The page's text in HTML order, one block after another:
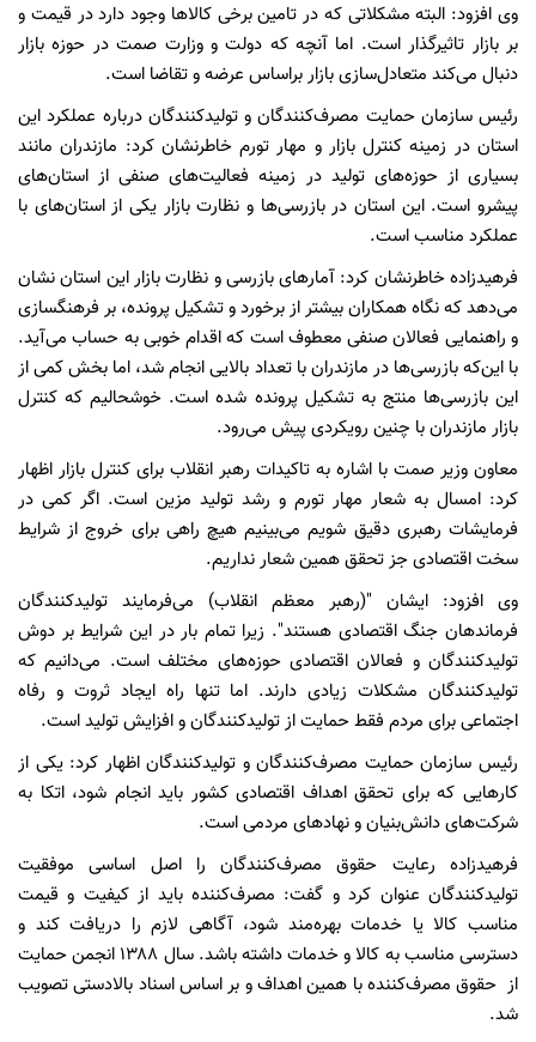
وی افزود: البته مشکلاتی که در تامین برخی کالاها وجود دارد در قیمت و
بر بازار تاثیرگذار است. اما آنچه که دولت و وزارت صمت در حوزه بازار
دنبال می‌کند متعادل‌سازی بازار براساس عرضه و تقاضا است.
رئیس سازمان حمایت مصرف‌کنندگان و تولیدکنندگان درباره عملکرد این
استان در زمینه کنترل بازار و مهار تورم خاطرنشان کرد: مازندران مانند
بسیاری از حوزه‌های تولید در زمینه فعالیت‌های صنفی از استان‌های
پیشرو است. این استان در بازرسی‌ها و نظارت بازار یکی از استان‌های با
عملکرد مناسب است.
فرهیدزاده خاطرنشان کرد: آمارهای بازرسی و نظارت بازار این استان نشان
می‌دهد که نگاه همکاران بیشتر از برخورد و تشکیل پرونده، بر فرهنگسازی
و راهنمایی فعالان صنفی معطوف است که اقدام خوبی به حساب می‌آید.
با این‌که بازرسی‌ها در مازندران با تعداد بالایی انجام شد، اما بخش کمی از
این بازرسی‌ها منتج به تشکیل پرونده شده است. خوشحالیم که کنترل
بازار مازندران با چنین رویکردی پیش می‌رود.
معاون وزیر صمت با اشاره به تاکیدات رهبر انقلاب برای کنترل بازار اظهار
کرد: امسال به شعار مهار تورم و رشد تولید مزین است. اگر کمی در
فرمایشات رهبری دقیق شویم می‌بینیم هیچ راهی برای خروج از شرایط
سخت اقتصادی جز تحقق همین شعار نداریم.
وی افزود: ایشان "(رهبر معظم انقلاب) می‌فرمایند تولیدکنندگان
فرماندهان جنگ اقتصادی هستند". زیرا تمام بار در این شرایط بر دوش
تولیدکنندگان و فعالان اقتصادی حوزه‌های مختلف است. می‌دانیم که
تولیدکنندگان مشکلات زیادی دارند. اما تنها راه ایجاد ثروت و رفاه
اجتماعی برای مردم فقط حمایت از تولیدکنندگان و افزایش تولید است.
رئیس سازمان حمایت مصرف‌کنندگان و تولیدکنندگان اظهار کرد: یکی از
کارهایی که برای تحقق اهداف اقتصادی کشور باید انجام شود، اتکا به
شرکت‌های دانش‌بنیان و نهادهای مردمی است.
فرهیدزاده رعایت حقوق مصرف‌کنندگان را اصل اساسی موفقیت
تولیدکنندگان عنوان کرد و گفت: مصرف‌کننده باید از کیفیت و قیمت
مناسب کالا یا خدمات بهره‌مند شود، آگاهی لازم را دریافت کند و
دسترسی مناسب به کالا و خدمات داشته باشد. سال ۱۳۸۸ انجمن حمایت
از حقوق مصرف‌کننده با همین اهداف و بر اساس اسناد بالادستی تصویب
شد.